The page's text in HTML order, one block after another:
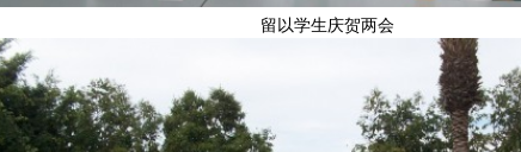
留以学生庆贺两会